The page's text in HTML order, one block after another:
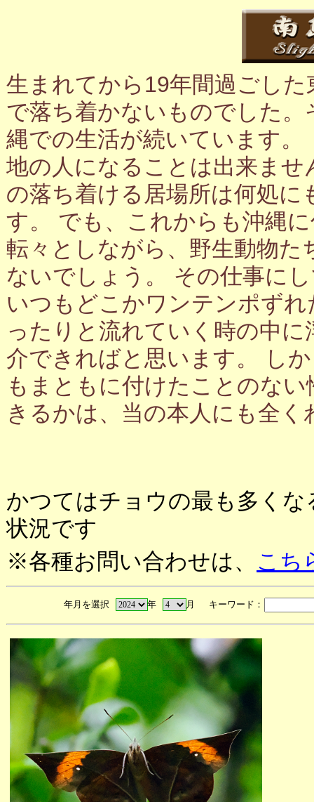
生まれてから19年間過ごし
で落ち着かないものでした
縄での生活が続いています
地の人になることは出来ま
の落ち着ける居場所は何処
す。 でも、これからも沖縄
転々としながら、野生動物
ないでしょう。 その仕事に
いつもどこかワンテンポず
ったりと流れていく時の中
介できればと思います。 し
もまともに付けたことのな
きるかは、当の本人にも全く
かつてはチョウの最も多く
状況です
※各種お問い合わせは、 こち
年月を選択 年 月 キーワード：